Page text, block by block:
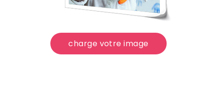
charge votre image